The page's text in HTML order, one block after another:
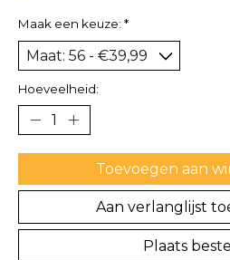
Maak een keuze: *
Hoeveelheid:
Toevoegen aan
Aan verlanglijst
Plaats